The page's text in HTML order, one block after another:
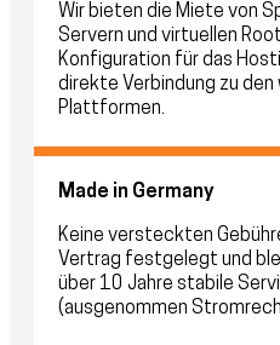
Wir bieten die Miete von
Servern und virtuellen
Konfiguration für das
direkte Verbindung zu
Plattformen.
Made in Germany
Keine versteckten
Vertrag festgelegt und
über 10 Jahre stabile
(ausgenommen